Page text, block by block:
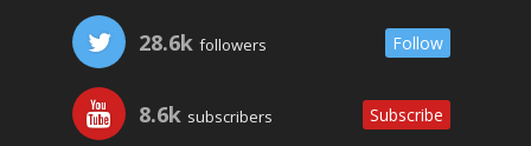
28.6k followers Follow
8.6k subscribers Subscribe